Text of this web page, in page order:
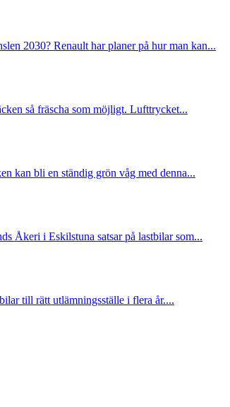
2030? Renault har planer på hur man kan...
så fräscha som möjligt. Lufttrycket...
kan bli en ständig grön våg med denna...
Åkeri i Eskilstuna satsar på lastbilar som...
till rätt utlämningsställe i flera år....